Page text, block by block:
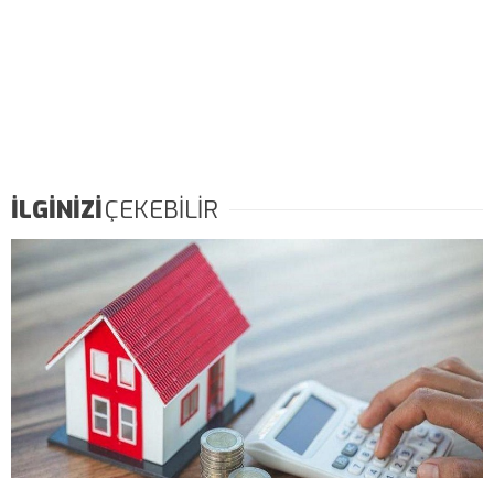
İLGİNİZİÇEKEBİLİR